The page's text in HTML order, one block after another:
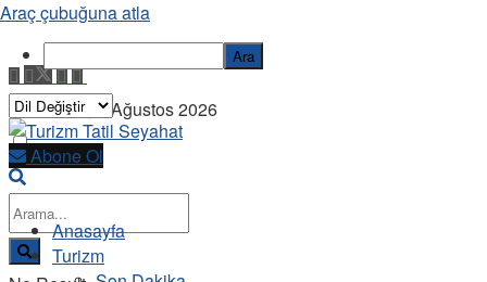
Cumartesi, 8 Ağustos 2026
Abone Ol
Anasayfa
Turizm
Araç çubuğuna atla
Ara